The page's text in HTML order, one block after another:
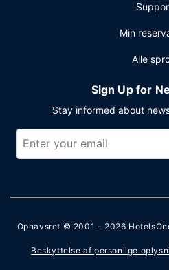
Min
Alle
Sign Up for
Stay informed about
Ophavsret © 2001 - 2026
Beskyttelse af personlige